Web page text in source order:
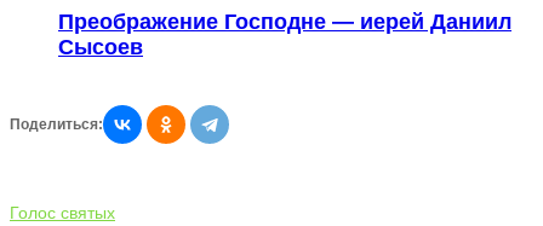
Преображение Господне — иерей Даниил
Сысоев
Поделиться:
Голос святых